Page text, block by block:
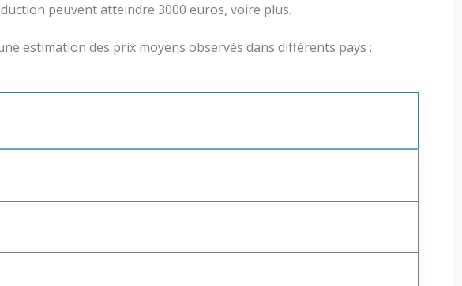
peuvent atteindre 3000 euros, voire plus.
estimation des prix moyens observés dans différents pays :